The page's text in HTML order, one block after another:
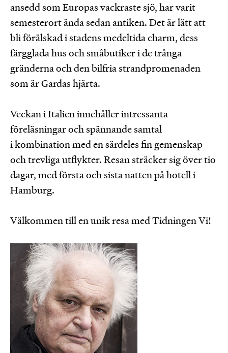
ansedd som Europas vackraste sjö, har varit
semesterort ända sedan antiken. Det är lätt att
bli förälskad i stadens medeltida charm, dess
färgglada hus och småbutiker i de trånga
gränderna och den bilfria strandpromenaden
som är Gardas hjärta.
Veckan i Italien innehåller intressanta
föreläsningar och spännande samtal
i kombination med en särdeles fin gemenskap
och trevliga utflykter. Resan sträcker sig över tio
dagar, med första och sista natten på hotell i
Hamburg.
Välkommen till en unik resa med Tidningen Vi!